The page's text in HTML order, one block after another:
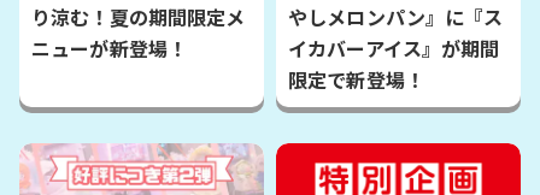
り涼む！夏の期間限定メ
ニューが新登場！
やしメロンパン』に『ス
イカバーアイス』が期間
限定で新登場！